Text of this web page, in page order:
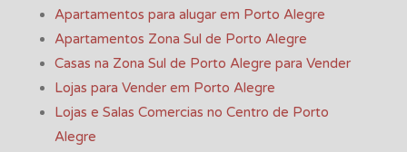
Apartamentos para alugar em Porto Alegre
Apartamentos Zona Sul de Porto Alegre
Casas na Zona Sul de Porto Alegre para Vender
Lojas para Vender em Porto Alegre
Lojas e Salas Comercias no Centro de Porto
Alegre